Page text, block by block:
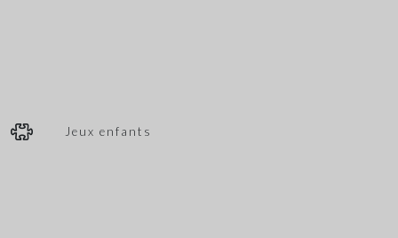
Jeux enfants